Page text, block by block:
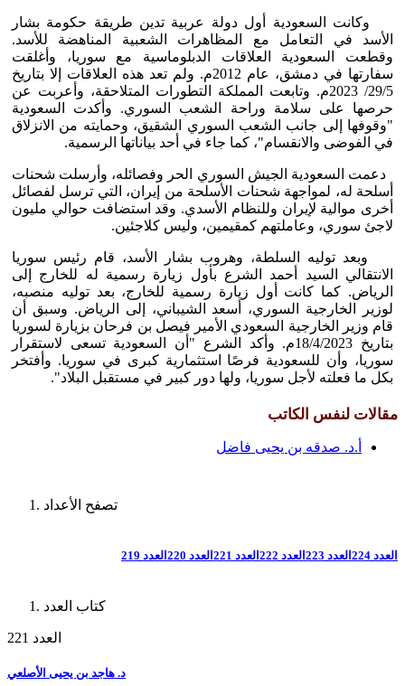
وكانت السعودية أول دولة عربية تدين طريقة حكومة بشار
الأسد في التعامل مع المظاهرات الشعبية المناهضة للأسد.
وقطعت السعودية العلاقات الدبلوماسية مع سوريا، وأغلقت
سفارتها في دمشق، عام 2012م. ولم تعد هذه العلاقات إلا بتاريخ
29/5/ 2023م. وتابعت المملكة التطورات المتلاحقة، وأعربت عن
حرصها على سلامة وراحة الشعب السوري. وأكدت السعودية
"وقوفها إلى جانب الشعب السوري الشقيق، وحمايته من الانزلاق
في الفوضى والانقسام"، كما جاء في أحد بياناتها الرسمية.
دعمت السعودية الجيش السوري الحر وفصائله، وأرسلت شحنات
أسلحة له، لمواجهة شحنات الأسلحة من إيران، التي ترسل لفصائل
أخرى موالية لإيران وللنظام الأسدي. وقد استضافت حوالي مليون
لاجئ سوري، وعاملتهم كمقيمين، وليس كلاجئين.
وبعد توليه السلطة، وهروب بشار الأسد، قام رئيس سوريا
الانتقالي السيد أحمد الشرع بأول زيارة رسمية له للخارج إلى
الرياض. كما كانت أول زيارة رسمية للخارج، بعد توليه منصبه،
لوزير الخارجية السوري، أسعد الشيباني، إلى الرياض. وسبق أن
قام وزير الخارجية السعودي الأمير فيصل بن فرحان بزيارة لسوريا
بتاريخ 18/4/2023م. وأكد الشرع "أن السعودية تسعى لاستقرار
سوريا، وأن للسعودية فرصًا استثمارية كبرى في سوريا. وأفتخر
بكل ما فعلته لأجل سوريا، ولها دور كبير في مستقبل البلاد".
مقالات لنفس الكاتب
أ.د. صدقه بن يحيى فاضل
تصفح الأعداد
العدد 224 العدد 223 العدد 222 العدد 221 العدد 220 العدد 219
كتاب العدد
العدد 221
د. هاجد بن يحيى الأصلعي